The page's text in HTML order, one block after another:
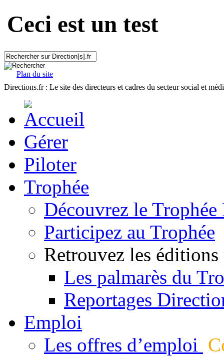
Ceci est un test
Plan du site
Directions.fr : Le site des directeurs et cadres du secteur social et
Gérer
Piloter
Trophée
Découvrez le
Participez au Trophée
Retrouvez les éditions
Les palmarès du
Reportages
Emploi
Les offres d’emploi